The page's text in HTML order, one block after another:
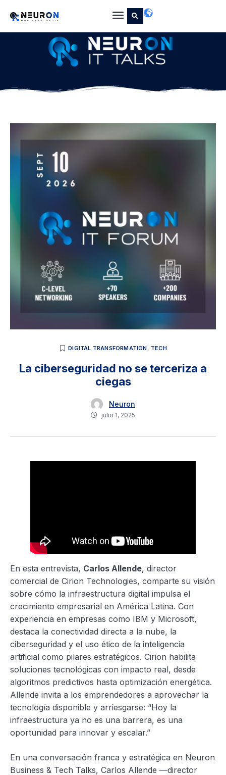
DIGITAL TRANSFORMATION, TECH
La ciberseguridad no se terceriza a
ciegas
Neuron
julio 1, 2025
En esta entrevista, Carlos Allende, director
comercial de Cirion Technologies, comparte su visión
sobre cómo la infraestructura digital impulsa el
crecimiento empresarial en América Latina. Con
experiencia en empresas como IBM y Microsoft,
destaca la conectividad directa a la nube, la
ciberseguridad y el uso ético de la inteligencia
artificial como pilares estratégicos. Cirion habilita
soluciones tecnológicas con impacto real, desde
algoritmos predictivos hasta optimización energética.
Allende invita a los emprendedores a aprovechar la
tecnología disponible y arriesgarse: “Hoy la
infraestructura ya no es una barrera, es una
oportunidad para innovar y escalar.”
En una conversación franca y estratégica en Neuron
Business & Tech Talks, Carlos Allende —director